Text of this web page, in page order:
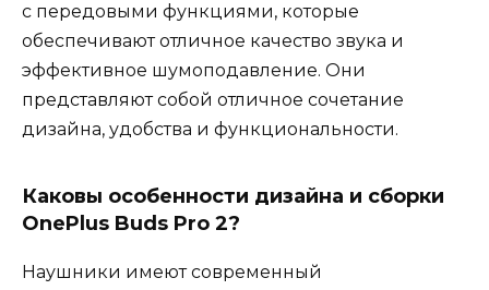
с передовыми функциями, которые
обеспечивают отличное качество звука и
эффективное шумоподавление. Они
представляют собой отличное сочетание
дизайна, удобства и функциональности.
Каковы особенности дизайна и сборки
OnePlus Buds Pro 2?
Наушники имеют современный